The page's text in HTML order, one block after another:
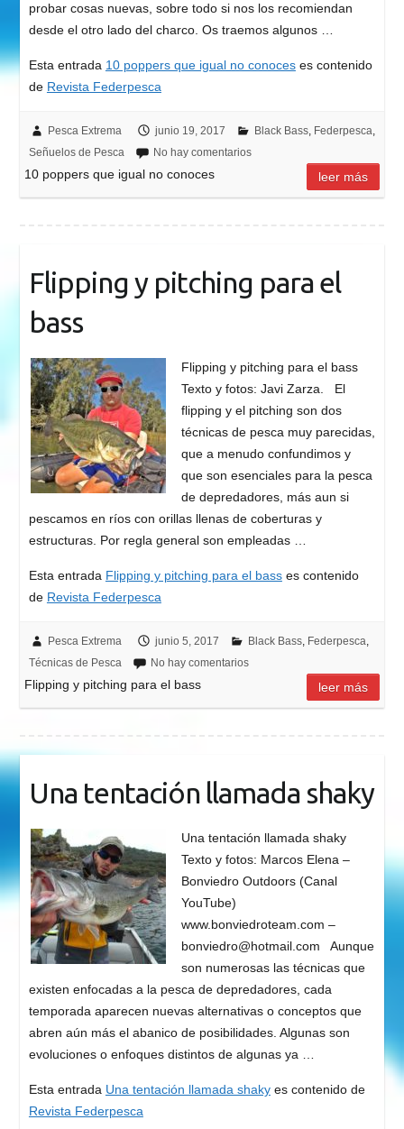
probar cosas nuevas, sobre todo si nos los recomiendan
desde el otro lado del charco. Os traemos algunos …
Esta entrada 10 poppers que igual no conoceses contenido
de Revista Federpesca
Pesca Extrema junio 19, 2017 Black Bass, Federpesca,
Señuelos de Pesca
No hay comentarios
10 poppers que igual no conoces leer más
Flipping y pitching para el
bass
Flipping y pitching para el bass
Texto y fotos: Javi Zarza. El
flipping y el pitching son dos
técnicas de pesca muy parecidas,
que a menudo confundimos y
que son esenciales para la pesca
de depredadores, más aun si
pescamos en ríos con orillas llenas de coberturas y
estructuras. Por regla general son empleadas …
Esta entrada Flipping y pitching para el basses contenido
de Revista Federpesca
Pesca Extrema junio 5, 2017 Black Bass, Federpesca,
Técnicas de Pesca
No hay comentarios
Flipping y pitching para el bass leer más
Una tentación llamada shaky
Una tentación llamada shaky
Texto y fotos: Marcos Elena –
Bonviedro Outdoors (Canal
YouTube)
www.bonviedroteam.com –
bonviedro@hotmail.com Aunque
son numerosas las técnicas que
existen enfocadas a la pesca de depredadores, cada
temporada aparecen nuevas alternativas o conceptos que
abren aún más el abanico de posibilidades. Algunas son
evoluciones o enfoques distintos de algunas ya …
Esta entrada Una tentación llamada shakyes contenido de
Revista Federpesca